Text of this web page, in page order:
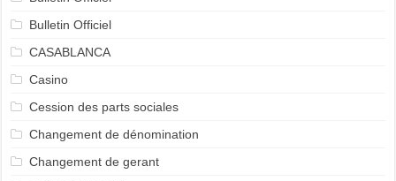
Bulletin Officiel
CASABLANCA
Casino
Cession des parts sociales
Changement de dénomination
Changement de gerant